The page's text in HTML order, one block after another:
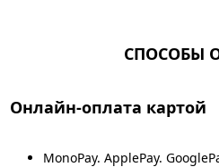
СПОСОБЫ
Онлайн-оплата картой
MonoPay. ApplePay.